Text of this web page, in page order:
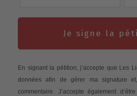
Je signe la
En signant la pétition, j’accepte que Les
données afin de gérer ma signature
commentaire. J’accepte également